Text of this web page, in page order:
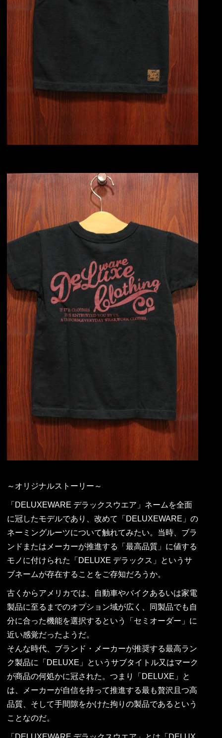
～オリジナルストーリー～
「DELUXEWARE デラックスウエア」ネームを全面
に冠したモデルであり、改めて「DELUXEWARE」の
ネーミングルーツについて触れてみたい。当時、ブラ
ンドまたはメーカーが推進する「最高品質」に値する
モノに付けられた「DELUXE デラックス」というサ
ブネームが存在することをご存知だろうか。
古くからアメリカでは、自動車やバイクあるいは家電
製品に至るまでのオプション域が広く、同製品でも自
分に合った機能を選択するという「セミオーダー」に
近い感覚だったようだ。
そんな時代、ブランド・メーカーが推奨する最高ラン
ク製品に「DELUXE」というサブタイトル又はマーク
が商品の何処かに冠された。つまり「DELUXE」と
は、メーカーが自信を持って推進する最も贅沢且つ高
品質、そして手間隙をかけた拘りの製品であるという
ことなのだ。